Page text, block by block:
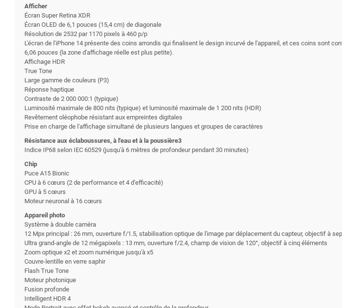
Afficher
Écran Super Retina XDR
Écran OLED de 6,1 pouces (15,4 cm) de diagonale
Résolution de 2532 par 1170 pixels à 460 p/p
L'écran de l'iPhone 14 présente des coins arrondis qui finalisent le design incurvé de l'appareil, et ces coins sont
6,06 pouces (la zone d'affichage réelle est plus petite).
Affichage HDR
True Tone
Large gamme de couleurs (P3)
Réponse haptique
Contraste de 2 000 000:1 (typique)
Luminosité maximale de 800 nits (typique) et luminosité maximale de 1 200 nits (HDR)
Revêtement oléophobe résistant aux empreintes digitales
Prise en charge de l'affichage simultané de plusieurs langues et groupes de caractères
Résistance aux éclaboussures, à l'eau et à la poussière3
Indice IP68 selon IEC 60529 (jusqu'à 6 mètres de profondeur pendant 30 minutes)
Chip
Puce A15 Bionic
CPU à 6 cœurs (2 de performance et 4 d'efficacité)
GPU à 5 cœurs
Moteur neuronal à 16 cœurs
Appareil photo
Système à double caméra
12 Mpx principal : 26 mm, ouverture f/1.5, stabilisation optique de l'image par déplacement du capteur, objectif à
Ultra grand-angle de 12 mégapixels : 13 mm, ouverture f/2.4, champ de vision de 120°, objectif à cinq éléments
Zoom optique x2 et zoom numérique jusqu'à x5
Couvre-lentille en verre saphir
Flash True Tone
Moteur photonique
Fusion profonde
Intelligent HDR 4